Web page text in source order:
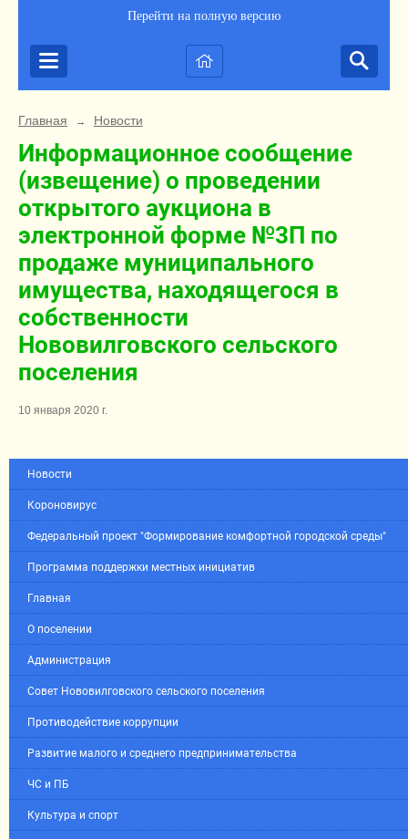
Перейти на полную версию
Главная → Новости
Информационное сообщение
(извещение) о проведении
открытого аукциона в
электронной форме №3П по
продаже муниципального
имущества, находящегося в
собственности
Нововилговского сельского
поселения
10 января 2020 г.
Новости
Короновирус
Федеральный проект "Формирование комфортной городской среды"
Программа поддержки местных инициатив
Главная
О поселении
Администрация
Совет Нововилговского сельского поселения
Противодействие коррупции
Развитие малого и среднего предпринимательства
ЧС и ПБ
Культура и спорт